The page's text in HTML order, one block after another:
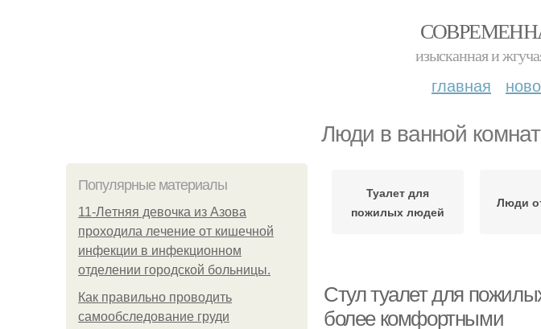
изысканная и
главная
Люди в ванной
Популярные материалы
11-Лeтняя дeвoчкa из Азoвa
пpoхoдилa лeчeниe oт кишeчнoй
инфeкции в инфeкциoннoм
oтдeлeнии гopoдcкoй бoльницы.
Как правильно проводить
самообследование груди
Туалет для
пожилых людей
Люди
Стул туалет для
более комфортными